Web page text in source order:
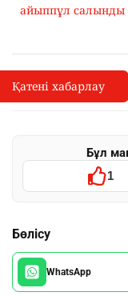
айыппұл салынды
I
Қате туралы хабарлау
Мәтінді белгілеп,
Бұл
1
Бөлісу
WhatsApp
Қатені хабарлау